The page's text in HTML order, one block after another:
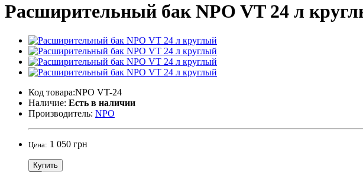
Расширительный бак NPO VT 24 л
Код товара:NPO VT-24
Наличие: Есть в наличии
Производитель: NPO
Цена: 1 050 грн
Купить